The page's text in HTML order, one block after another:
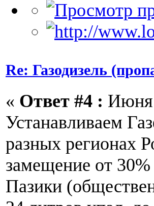
Re: Газодизель
« Ответ #4 : Июня
Устанавливаем
разных регионах
замещение от
Пазики